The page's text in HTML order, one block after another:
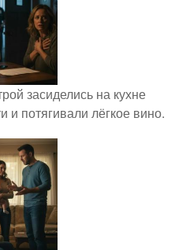
засиделись на кухне
и потягивали лёгкое вино.